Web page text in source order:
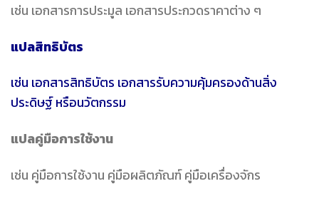
เช่น เอกสารการประมูล เอกสารประกวดราคาต่าง ๆ
แปลสิทธิบัตร
เช่น เอกสารสิทธิบัตร เอกสารรับความคุ้มครองด้านสิ่ง
ประดิษฐ์ หรือนวัตกรรม
แปลคู่มือการใช้งาน
เช่น คู่มือการใช้งาน คู่มือผลิตภัณฑ์ คู่มือเครื่องจักร